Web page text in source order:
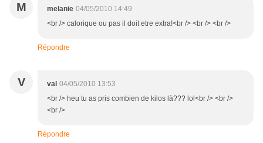
M melanie 04/05/2010 14:49
<br /> calorique ou pas il doit etre extra!<br /> <br /> <br />
Répondre
V val 04/05/2010 13:53
<br /> heu tu as pris combien de kilos là??? lol<br /> <br />
<br />
Répondre